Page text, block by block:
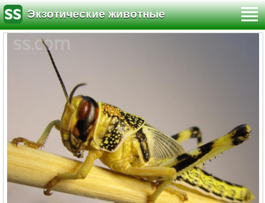
Экзотические животные